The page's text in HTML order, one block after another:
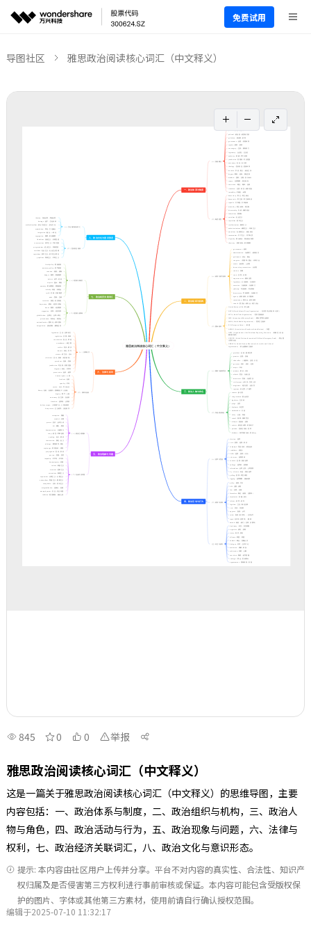
免费试用
导图社区 雅思政治阅读核心词汇（中文释义）
845 0 0 举报
雅思政治阅读核心词汇（中文释义）
这是一篇关于雅思政治阅读核心词汇（中文释义）的思维导图，主要
内容包括：一、政治体系与制度，二、政治组织与机构，三、政治人
物与角色，四、政治活动与行为，五、政治现象与问题，六、法律与
权利，七、政治经济关联词汇，八、政治文化与意识形态。
提示: 本内容由社区用户上传并分享。平台不对内容的真实性、合法性、知识产
权归属及是否侵害第三方权利进行事前审核或保证。本内容可能包含受版权保
护的图片、字体或其他第三方素材，使用前请自行确认授权范围。
编辑于2025-07-10 11:32:17